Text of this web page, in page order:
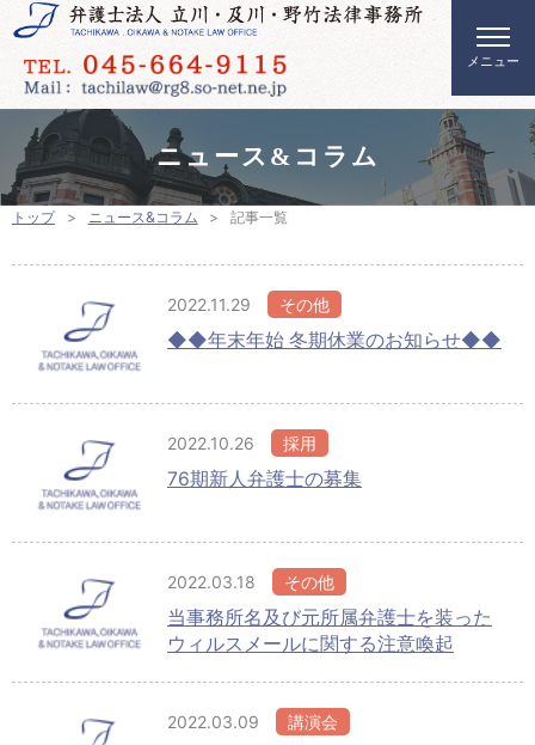
ニュース&コラム
トップ ニュース&コラム 記事一覧
2022.11.29 その他
◆◆年末年始 冬期休業のお知らせ◆◆
2022.10.26 採用
76期新人弁護士の募集
2022.03.18 その他
当事務所名及び元所属弁護士を装った
ウィルスメールに関する注意喚起
2022.03.09 講演会